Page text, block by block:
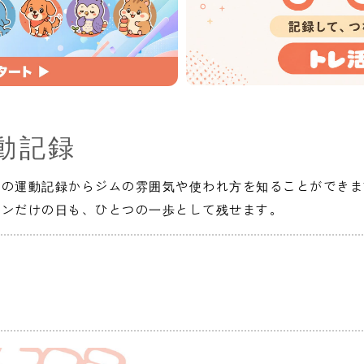
記録
運動記録からジムの雰囲気や使われ方を知ることができ
だけの日も、ひとつの一歩として残せます。